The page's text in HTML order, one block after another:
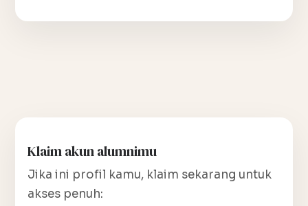
Klaim akun alumnimu
Jika ini profil kamu, klaim sekarang untuk
akses penuh: